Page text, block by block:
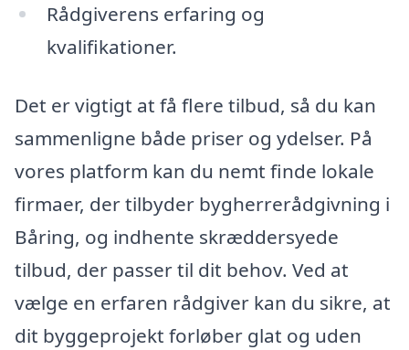
Rådgiverens erfaring og
kvalifikationer.
Det er vigtigt at få flere tilbud, så du kan
sammenligne både priser og ydelser. På
vores platform kan du nemt finde lokale
firmaer, der tilbyder bygherrerådgivning i
Båring, og indhente skræddersyede
tilbud, der passer til dit behov. Ved at
vælge en erfaren rådgiver kan du sikre, at
dit byggeprojekt forløber glat og uden